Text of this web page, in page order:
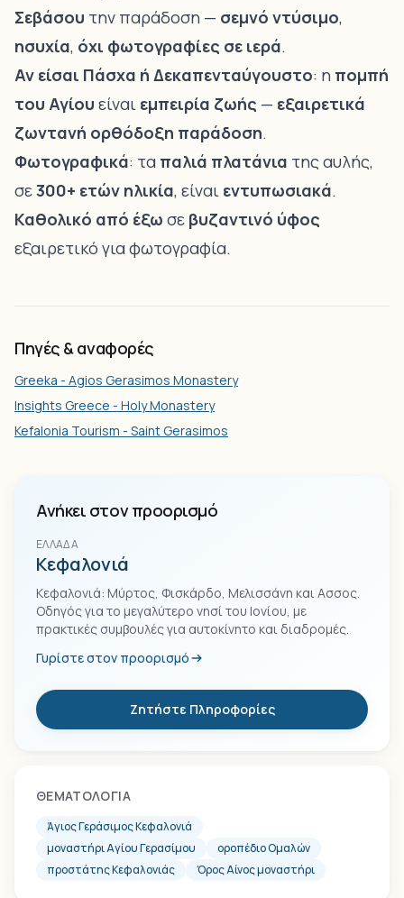
Σεβάσου την παράδοση — σεμνό ντύσιμο,
ησυχία, όχι φωτογραφίες σε ιερά.
Αν είσαι Πάσχα ή Δεκαπενταύγουστο: η πομπή
του Αγίου είναι εμπειρία ζωής — εξαιρετικά
ζωντανή ορθόδοξη παράδοση.
Φωτογραφικά: τα παλιά πλατάνια της αυλής,
σε300+ ετών ηλικία, είναι εντυπωσιακά.
Καθολικό από έξω σε βυζαντινό ύφος
εξαιρετικό για φωτογραφία.
Πηγές & αναφορές
Greeka - Agios Gerasimos Monastery
Insights Greece - Holy Monastery
Kefalonia Tourism - Saint Gerasimos
Ανήκει στον προορισμό
ΕΛΛΆΔΑ
Κεφαλονιά
Κεφαλονιά: Μύρτος, Φισκάρδο, Μελισσάνη και Ασσος.
Οδηγός για το μεγαλύτερο νησί του Ιονίου, με
πρακτικές συμβουλές για αυτοκίνητο και διαδρομές.
Γυρίστε στον προορισμό
Ζητήστε Πληροφορίες
ΘΕΜΑΤΟΛΟΓΊΑ
Άγιος Γεράσιμος Κεφαλονιά
μοναστήρι Αγίου Γερασίμου
οροπέδιο Ομαλών
προστάτης Κεφαλονιάς
Όρος Αίνος μοναστήρι